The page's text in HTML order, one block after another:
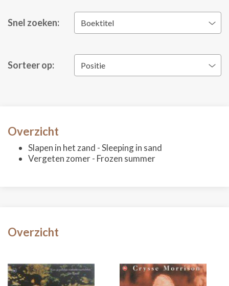
Snel zoeken: Boektitel
Sorteer op: Positie
Overzicht
Slapen in het zand - Sleeping in sand
Vergeten zomer - Frozen summer
Overzicht